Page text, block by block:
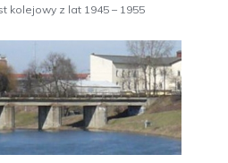
kolejowy z lat 1945 – 1955